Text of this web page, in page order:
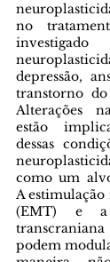
no
depressão,
transtorno
Alterações
estão
dessas
como um
A
(EMT) e a
podem